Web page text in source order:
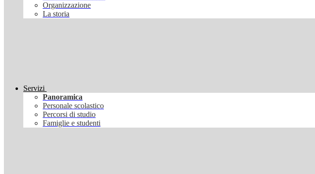
Organizzazione
La storia
Servizi
Panoramica
Personale scolastico
Percorsi di studio
Famiglie e studenti